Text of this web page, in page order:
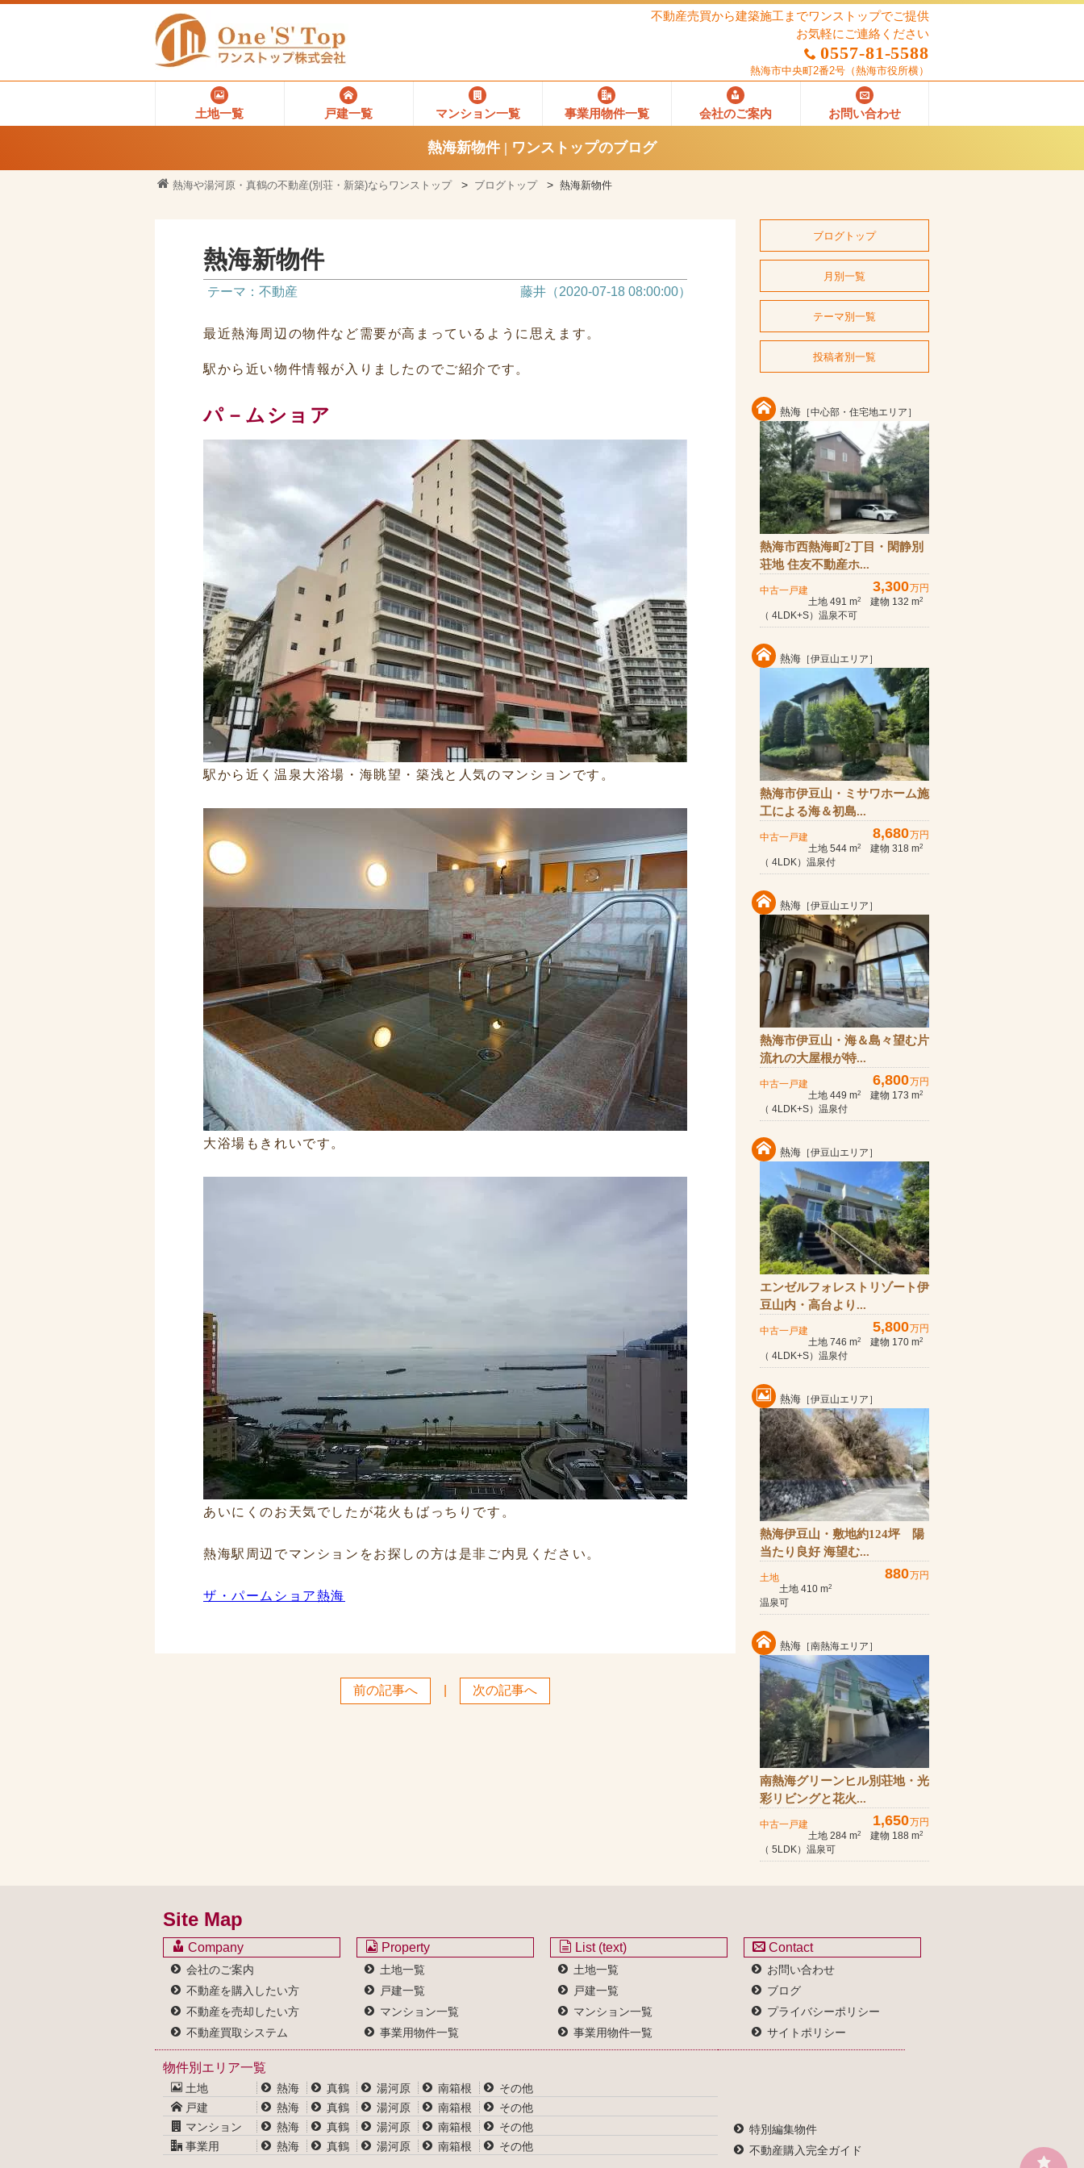
不動産売買から建築施工までワンストップでご提供
お気軽にご連絡ください
0557-81-5588
熱海市中央町2番2号 （熱海市役所横）
土地一覧 戸建一覧 マンション一覧 事業用物件一覧 会社のご案内 お問い合わせ
熱海新物件 | ワンストップのブログ
熱海や湯河原・真鶴の不動産(別荘・新築)ならワンストップ ブログトップ 熱海新物件
熱海新物件
テーマ：不動産 藤井（2020-07-18 08:00:00）
最近熱海周辺の物件など需要が高まっているように思えます。
駅から近い物件情報が入りましたのでご紹介です。
パ－ムショア
駅から近く温泉大浴場・海眺望・築浅と人気のマンションです。
大浴場もきれいです。
あいにくのお天気でしたが花火もばっちりです。
熱海駅周辺でマンションをお探しの方は是非ご内見ください。
ザ・パームショア熱海
前の記事へ 次の記事へ
ブログトップ
月別一覧
テーマ別一覧
投稿者別一覧
熱海 ［中心部・住宅地エリア］
熱海市西熱海町2丁目・閑静別
荘地 住友不動産ホ...
中古一戸建 3,300万円
土地 491 m2 建物 132 m2
（ 4LDK+S）温泉不可
熱海 ［伊豆山エリア］
熱海市伊豆山・ミサワホーム施
工による海＆初島...
中古一戸建 8,680万円
土地 544 m2 建物 318 m2
（ 4LDK）温泉付
熱海 ［伊豆山エリア］
熱海市伊豆山・海＆島々望む片
流れの大屋根が特...
中古一戸建 6,800万円
土地 449 m2 建物 173 m2
（ 4LDK+S）温泉付
熱海 ［伊豆山エリア］
エンゼルフォレストリゾート伊
豆山内・高台より...
中古一戸建 5,800万円
土地 746 m2 建物 170 m2
（ 4LDK+S）温泉付
熱海 ［伊豆山エリア］
熱海伊豆山・敷地約124坪 陽
当たり良好 海望む...
土地 880万円
土地 410 m2
温泉可
熱海 ［南熱海エリア］
南熱海グリーンヒル別荘地・光
彩リビングと花火...
中古一戸建 1,650万円
土地 284 m2 建物 188 m2
（ 5LDK）温泉可
Site Map
Company
会社のご案内
不動産を購入したい方
不動産を売却したい方
不動産買取システム
Property
土地一覧
戸建一覧
マンション一覧
事業用物件一覧
List (text)
土地一覧
戸建一覧
マンション一覧
事業用物件一覧
Contact
お問い合わせ
ブログ
プライバシーポリシー
サイトポリシー
物件別エリア一覧
土地 熱海 真鶴 湯河原 南箱根
その他
戸建
熱海 真鶴 湯河原 南箱根
その他
マンション
熱海 真鶴 湯河原 南箱根
その他
事業用
熱海 真鶴 湯河原 南箱根 その他
特別編集物件
不動産購入完全ガイド